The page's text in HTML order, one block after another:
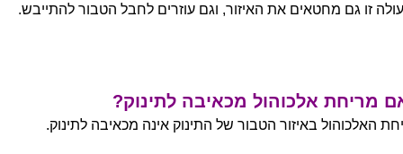
זו גם מחטאים את האיזור, וגם עוזרים לחבל הטבור להתייבש.
מריחת אלכוהול מכאיבה לתינוק?
האלכוהול באיזור הטבור של התינוק אינה מכאיבה לתינוק.